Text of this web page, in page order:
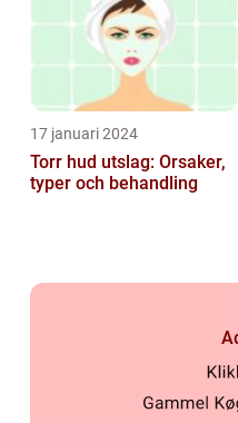
17 januari 2024
Torr hud utslag: Orsaker,
typer och behandling